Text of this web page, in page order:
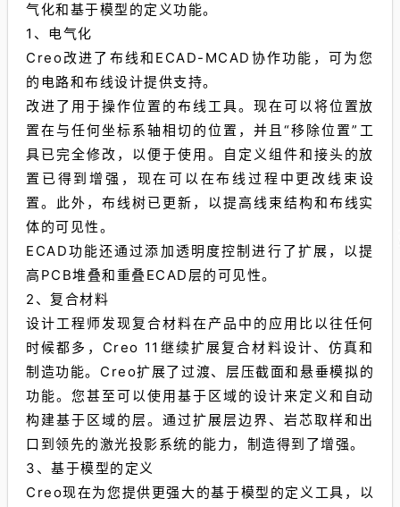
气化和基于模型的定义功能。
1、电气化
Creo改进了布线和ECAD-MCAD协作功能，可为您
的电路和布线设计提供支持。
改进了用于操作位置的布线工具。现在可以将位置放
置在与任何坐标系轴相切的位置，并且“移除位置”工
具已完全修改，以便于使用。自定义组件和接头的放
置已得到增强，现在可以在布线过程中更改线束设
置。此外，布线树已更新，以提高线束结构和布线实
体的可见性。
ECAD功能还通过添加透明度控制进行了扩展，以提
高PCB堆叠和重叠ECAD层的可见性。
2、复合材料
设计工程师发现复合材料在产品中的应用比以往任何
时候都多，Creo 11继续扩展复合材料设计、仿真和
制造功能。Creo扩展了过渡、层压截面和悬垂模拟的
功能。您甚至可以使用基于区域的设计来定义和自动
构建基于区域的层。通过扩展层边界、岩芯取样和出
口到领先的激光投影系统的能力，制造得到了增强。
3、基于模型的定义
Creo现在为您提供更强大的基于模型的定义工具，以